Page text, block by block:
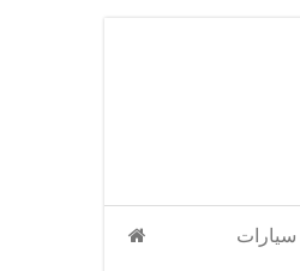
سيارات